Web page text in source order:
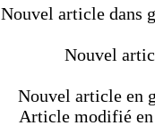
Nouvel article dans
Nouvel
Nouvel article en
Article modifié